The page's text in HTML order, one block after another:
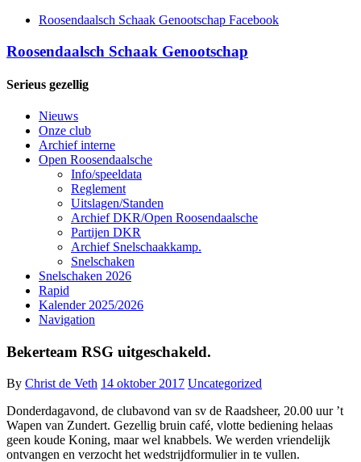
Roosendaalsch Schaak Genootschap Facebook
Roosendaalsch Schaak Genootschap
Serieus gezellig
Nieuws
Onze club
Archief interne
Open Roosendaalsche
Info/speeldata
Reglement
Uitslagen/Standen
Archief DKR/Open Roosendaalsche
Partijen DKR
Archief Snelschaakkamp.
Snelschaken
Snelschaken 2026
Rapid
Kalender 2025/2026
Navigation
Bekerteam RSG uitgeschakeld.
By Christ de Veth 14 oktober 2017 Uncategorized
Donderdagavond, de clubavond van sv de Raadsheer, 20.00 uur ’t
Wapen van Zundert. Gezellig bruin café, vlotte bediening helaas
geen koude Koning, maar wel knabbels. We werden vriendelijk
ontvangen en verzocht het wedstrijdformulier in te vullen.